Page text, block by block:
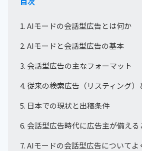
1. AIモードの会話型広告とは何か
2. AIモードと会話型広告の基本
3. 会話型広告の主なフォーマット
4. 従来の検索広告（リスティング）
5. 日本での現状と出稿条件
6. 会話型広告時代に広告主が備える
7. AIモードの会話型広告についてよ